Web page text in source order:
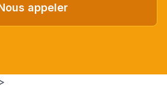
appeler